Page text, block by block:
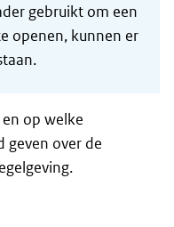
gebruikt om een
openen, kunnen er
op welke
geven over de